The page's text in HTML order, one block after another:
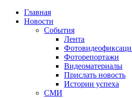
Главная
Новости
События
Лента
Фоторепортажи
Видеоматериалы
Прислать новость
Истории успеха
СМИ